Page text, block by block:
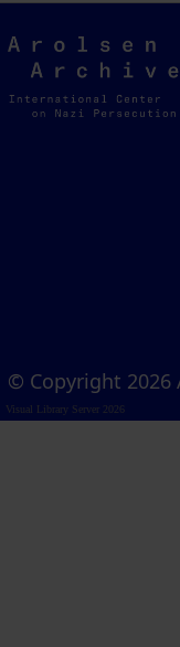
Arolsen
Archives
© Copyright 2026
Visual Library Server 2026